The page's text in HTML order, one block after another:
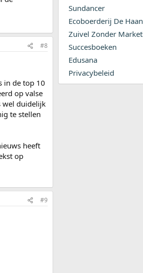
#8
in de top 10
op valse
wel duidelijk
te stellen
heeft
op
#9
Sundancer
Ecoboerderij De Haan
Zuivel Zonder
Succesboeken
Edusana
Privacybeleid